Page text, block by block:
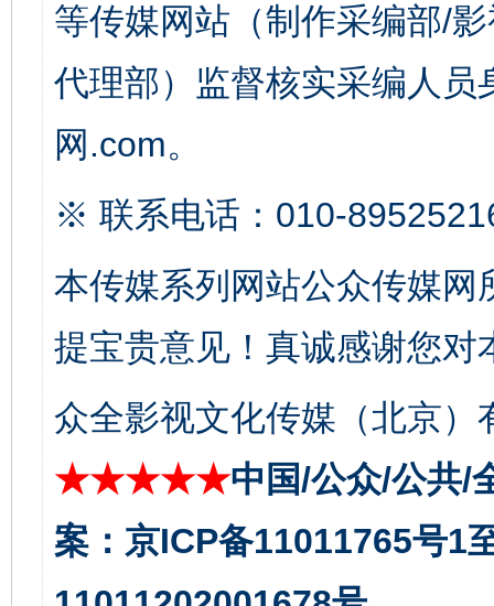
等传媒网站（制作采编部/
代理部）监督核实采编人员
网.com。
※ 联系电话：010-
本传媒系列网站公众传媒
提宝贵意见！真诚感谢您
众全影视文化传媒（北京）
★★★★★中国/公众/公共/
案：京ICP备11011765号1
受贿1.44亿！段成刚被判无期 从幼